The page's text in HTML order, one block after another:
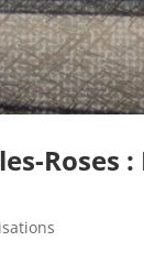
Roses :